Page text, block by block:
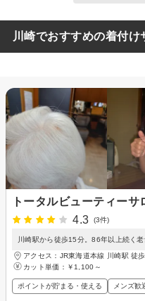
川崎でおすすめの着付
トータルビューティーサ
4.3
(3件)
川崎駅から徒歩15分。86年以上続く
アクセス：JR東海道本線 川崎駅 徒
カット単価： ￥1,100～
ポイントが貯まる・使える メンズ歓